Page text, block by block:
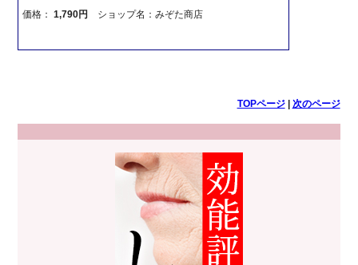
価格：1,790円 ショップ名：みぞた商店
TOPページ| 次のページ